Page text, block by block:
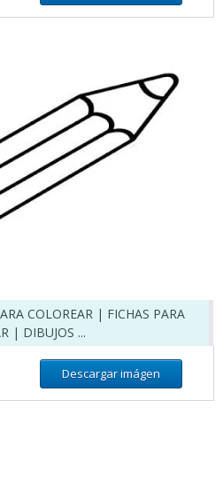
COLOREAR | FICHAS PARA
| DIBUJOS ...
Descargar imágen